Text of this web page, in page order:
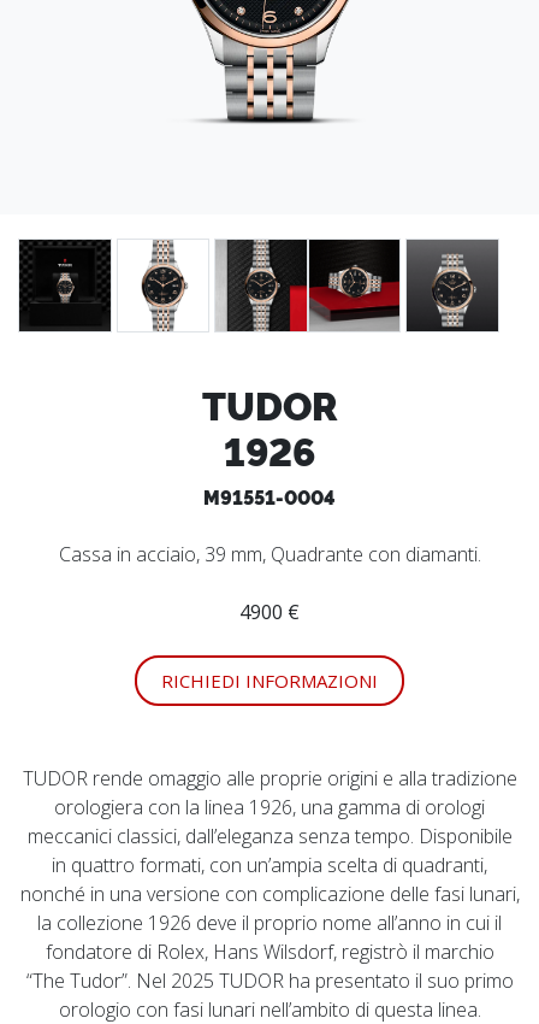
TUDOR
1926
M91551-0004
Cassa in acciaio, 39 mm, Quadrante con diamanti.
4900 €
RICHIEDI INFORMAZIONI
TUDOR rende omaggio alle proprie origini e alla tradizione
orologiera con la linea 1926, una gamma di orologi
meccanici classici, dall’eleganza senza tempo. Disponibile
in quattro formati, con un’ampia scelta di quadranti,
nonché in una versione con complicazione delle fasi lunari,
la collezione 1926 deve il proprio nome all’anno in cui il
fondatore di Rolex, Hans Wilsdorf, registrò il marchio
“The Tudor”. Nel 2025 TUDOR ha presentato il suo primo
orologio con fasi lunari nell’ambito di questa linea.